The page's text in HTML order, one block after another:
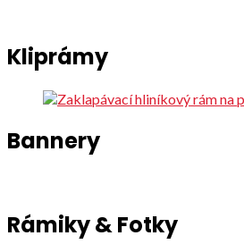
Kliprámy
Bannery
Rámiky & Fotky